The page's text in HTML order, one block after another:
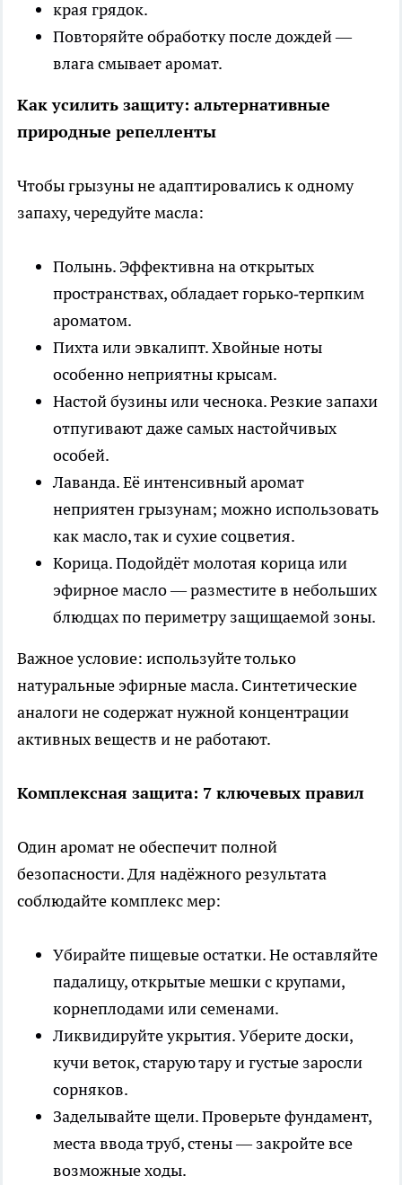
края грядок.
Повторяйте обработку после дождей —
влага смывает аромат.
Как усилить защиту: альтернативные
природные репелленты
Чтобы грызуны не адаптировались к одному
запаху, чередуйте масла:
Полынь. Эффективна на открытых
пространствах, обладает горько‑терпким
ароматом.
Пихта или эвкалипт. Хвойные ноты
особенно неприятны крысам.
Настой бузины или чеснока. Резкие запахи
отпугивают даже самых настойчивых
особей.
Лаванда. Её интенсивный аромат
неприятен грызунам; можно использовать
как масло, так и сухие соцветия.
Корица. Подойдёт молотая корица или
эфирное масло — разместите в небольших
блюдцах по периметру защищаемой зоны.
Важное условие: используйте только
натуральные эфирные масла. Синтетические
аналоги не содержат нужной концентрации
активных веществ и не работают.
Комплексная защита: 7 ключевых правил
Один аромат не обеспечит полной
безопасности. Для надёжного результата
соблюдайте комплекс мер:
Убирайте пищевые остатки. Не оставляйте
падалицу, открытые мешки с крупами,
корнеплодами или семенами.
Ликвидируйте укрытия. Уберите доски,
кучи веток, старую тару и густые заросли
сорняков.
Заделывайте щели. Проверьте фундамент,
места ввода труб, стены — закройте все
возможные ходы.